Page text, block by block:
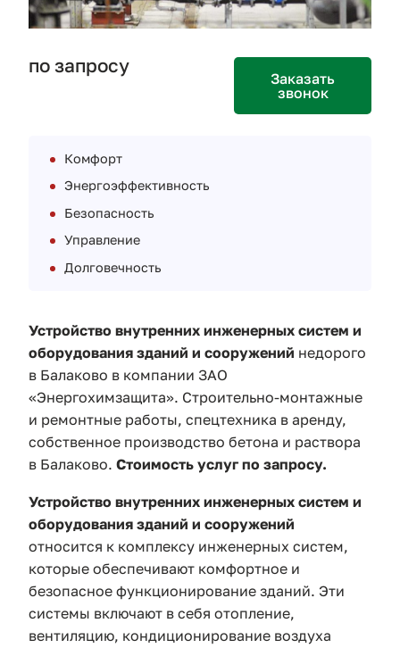
по запросу
Заказать
звонок
Комфорт
Энергоэффективность
Безопасность
Управление
Долговечность
Устройство внутренних инженерных систем и
оборудования зданий и сооружений недорого
в Балаково в компании ЗАО
«Энергохимзащита». Строительно-монтажные
и ремонтные работы, спецтехника в аренду,
собственное производство бетона и раствора
в Балаково. Стоимость услуг по запросу.
Устройство внутренних инженерных систем и
оборудования зданий и сооружений
относится к комплексу инженерных систем,
которые обеспечивают комфортное и
безопасное функционирование зданий. Эти
системы включают в себя отопление,
вентиляцию, кондиционирование воздуха